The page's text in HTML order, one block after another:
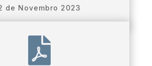
de Novembro 2023
